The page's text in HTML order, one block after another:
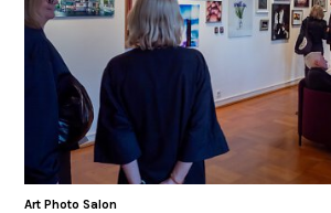
Art Photo Salon